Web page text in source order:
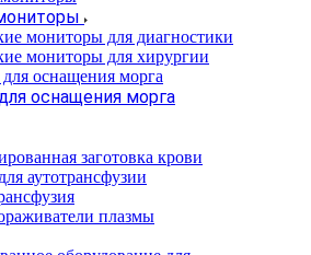
мониторы для диагностики
мониторы для хирургии
оснащения морга
заготовка крови
аутотрансфузии
плазмы